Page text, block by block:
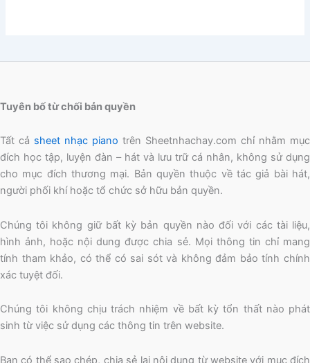
Tuyên bố từ chối bản quyền
Tất cả sheet nhạc piano trên Sheetnhachay.com chỉ nhằm mục
đích học tập, luyện đàn – hát và lưu trữ cá nhân, không sử dụng
cho mục đích thương mại. Bản quyền thuộc về tác giả bài hát,
người phối khí hoặc tổ chức sở hữu bản quyền.
Chúng tôi không giữ bất kỳ bản quyền nào đối với các tài liệu,
hình ảnh, hoặc nội dung được chia sẻ. Mọi thông tin chỉ mang
tính tham khảo, có thể có sai sót và không đảm bảo tính chính
xác tuyệt đối.
Chúng tôi không chịu trách nhiệm về bất kỳ tổn thất nào phát
sinh từ việc sử dụng các thông tin trên website.
Bạn có thể sao chép, chia sẻ lại nội dung từ website với mục đích